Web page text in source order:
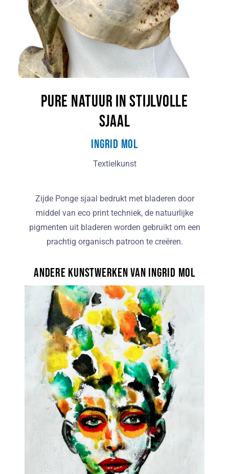
Pure natuur in stijlvolle
sjaal
Ingrid Mol
Textielkunst
Zijde Ponge sjaal bedrukt met bladeren door
middel van eco print techniek, de natuurlijke
pigmenten uit bladeren worden gebruikt om een
prachtig organisch patroon te creëren.
Andere kunstwerken van Ingrid Mol